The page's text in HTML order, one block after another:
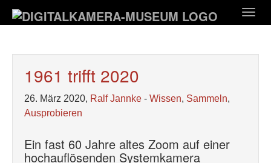
Hauptinhalt
1961 trifft 2020
26. März 2020, Ralf Jannke - Wissen, Sammeln,
Ausprobieren
Ein fast 60 Jahre altes Zoom auf einer
hochauflösenden Systemkamera